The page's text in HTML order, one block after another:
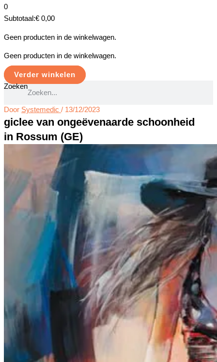
0
Subtotaal:€ 0,00
Geen producten in de winkelwagen.
Geen producten in de winkelwagen.
Verder winkelen
Zoeken
Door Systemedic / 13/12/2023
giclee van ongeëvenaarde schoonheid
in Rossum (GE)